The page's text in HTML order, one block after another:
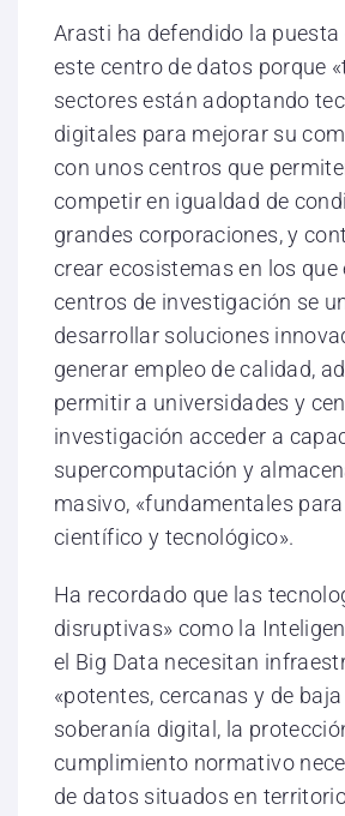
Arasti ha defendido la
este centro de datos porque
sectores están adoptando
digitales para mejorar su
con unos centros que
competir en igualdad de
grandes corporaciones, y
crear ecosistemas en los que
centros de investigación se
desarrollar soluciones
generar empleo de calidad,
permitir a universidades y
investigación acceder a
supercomputación y
masivo, «fundamentales
científico y tecnológico».
Ha recordado que las
disruptivas» como la
el Big Data necesitan
«potentes, cercanas y de
soberanía digital, la
cumplimiento normativo
de datos situados en